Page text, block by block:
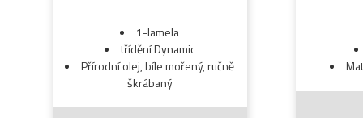
1-lamela
třídění Dynamic
Přírodní olej, bíle mořený, ručně
škrábaný